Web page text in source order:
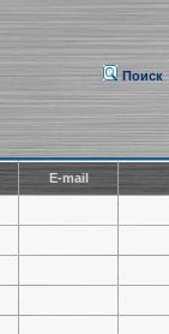
Поиск
E-mail